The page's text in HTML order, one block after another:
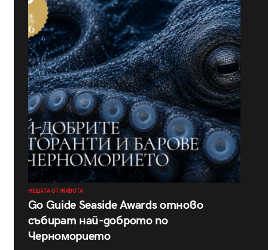
НЕЩАТА ОТ ЖИВОТА
Go Guide Seaside Awards отново
събират най-доброто по
Черноморието